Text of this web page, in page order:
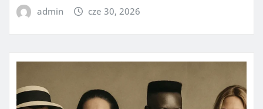
admin cze 30, 2026